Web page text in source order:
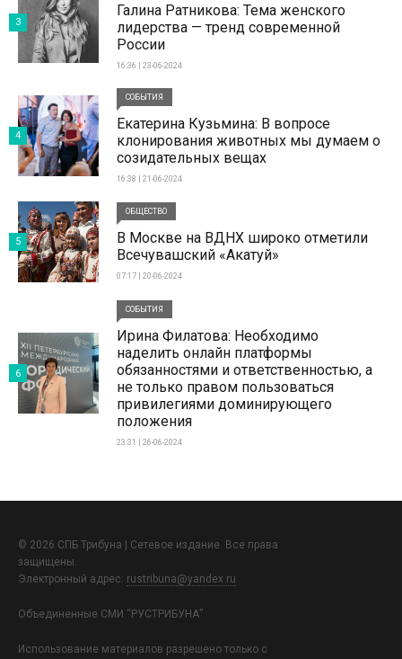
Галина Ратникова: Тема женского
лидерства — тренд современной
России
16:36 | 23-06-2024
3
СОБЫТИЯ
Екатерина Кузьмина: В вопросе
клонирования животных мы думаем о
созидательных вещах
16:38 | 21-06-2024
4
ОБЩЕСТВО
В Москве на ВДНХ широко отметили
Всечувашский «Акатуй»
07:17 | 20-06-2024
5
СОБЫТИЯ
Ирина Филатова: Необходимо
наделить онлайн платформы
обязанностями и ответственностью, а
не только правом пользоваться
привилегиями доминирующего
положения
23:31 | 26-06-2024
6
© 2026 СПБ Трибуна | Сетевое издание. Все права
защищены.
Электронный адрес: rustribuna@yandex.ru
Объединенные СМИ “РУСТРИБУНА”
Использование материалов разрешено только с